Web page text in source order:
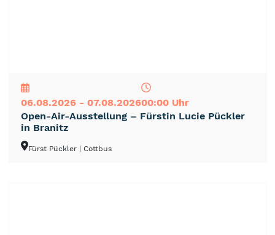
06.08.2026 - 07.08.202600:00 Uhr
Open-Air-Ausstellung – Fürstin Lucie Pückler
in Branitz
Fürst Pückler | Cottbus